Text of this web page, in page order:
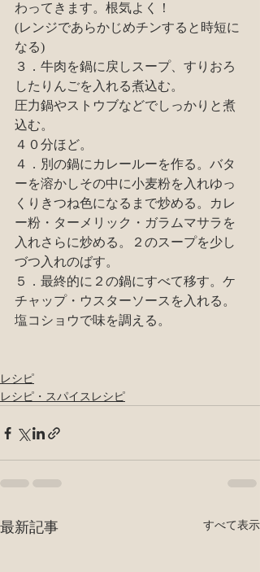
わってきます。根気よく！
(レンジであらかじめチンすると時短に
なる)
３．牛肉を鍋に戻しスープ、すりおろ
したりんごを入れる煮込む。
圧力鍋やストウブなどでしっかりと煮
込む。
４０分ほど。
４．別の鍋にカレールーを作る。バタ
ーを溶かしその中に小麦粉を入れゆっ
くりきつね色になるまで炒める。カレ
ー粉・ターメリック・ガラムマサラを
入れさらに炒める。２のスープを少し
づつ入れのばす。
５．最終的に２の鍋にすべて移す。ケ
チャップ・ウスターソースを入れる。
塩コショウで味を調える。
レシピ
レシピ・スパイスレシピ
最新記事 すべて表示